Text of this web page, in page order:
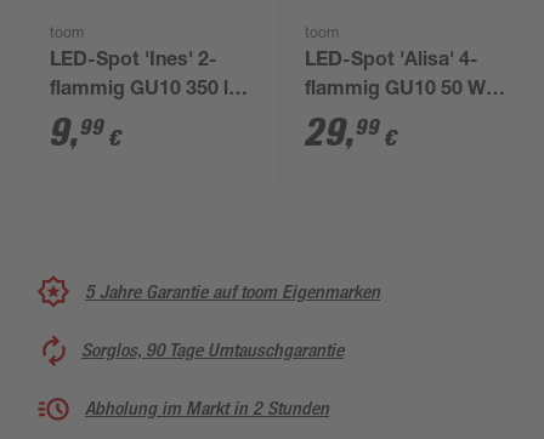
toom
LED-Spot 'Ines' 2-
flammig GU10 350 lm
warmweiß 25,4 x 15,5
cm
9,99 €
toom
LED-Spot 'Alisa' 4-
flammig GU10 50 W
60,5 x 11,5 cm
29,99 €
5 Jahre Garantie auf toom Eigenmarken
Sorglos, 90 Tage Umtauschgarantie
Abholung im Markt in 2 Stunden